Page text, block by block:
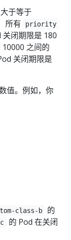
于等于
所有
priority
闭期限是 180
之间的
关闭期限是
值。例如，你
class-b
的
的 Pod 在关闭